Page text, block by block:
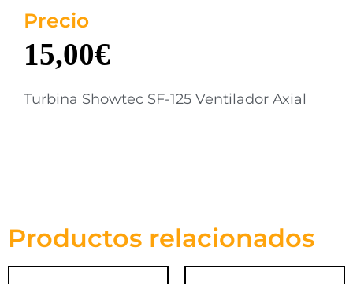
Precio
15,00€
Turbina Showtec SF-125 Ventilador Axial
Productos relacionados